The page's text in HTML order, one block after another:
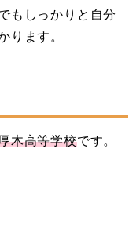
もしっかりと自分
ります。
木高等学校です。